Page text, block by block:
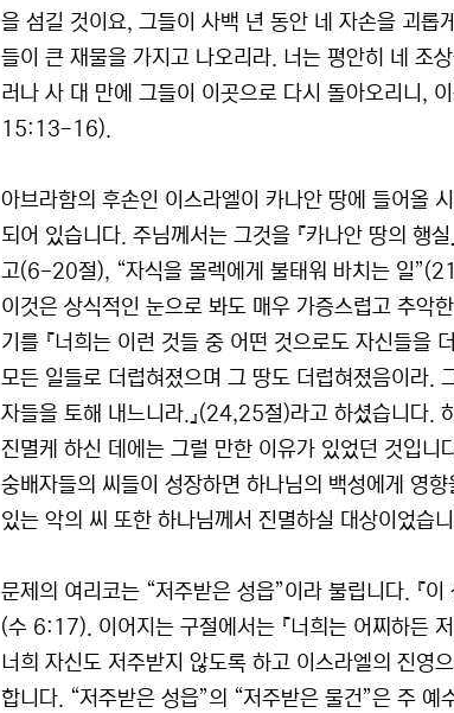
을 섬길 것이요, 그들이 사백 년 동안 네 자손을 괴
들이 큰 재물을 가지고 나오리라. 너는 평안히 네 조
러나 사 대 만에 그들이 이곳으로 다시 돌아오리니,
15:13-16).
아브라함의 후손인 이스라엘이 카나안 땅에 들어올
되어 있습니다. 주님께서는 그것을 『카나안 땅의 행
고(6-20절), “자식을 몰렉에게 불태워 바치는 일
이것은 상식적인 눈으로 봐도 매우 가증스럽고 추악
기를 『너희는 이런 것들 중 어떤 것으로도 자신들을
모든 일들로 더럽혀졌으며 그 땅도 더럽혀졌음이라.
자들을 토해 내느니라.』(24,25절)라고 하셨습니다.
진멸케 하신 데에는 그럴 만한 이유가 있었던 것입
숭배자들의 씨들이 성장하면 하나님의 백성에게 영
있는 악의 씨 또한 하나님께서 진멸하실 대상이었습
문제의 여리코는 “저주받은 성읍”이라 불립니다. 『
(수 6:17). 이어지는 구절에서는 『너희는 어찌하든
너희 자신도 저주받지 않도록 하고 이스라엘의 진영
합니다. “저주받은 성읍”의 “저주받은 물건”은 주